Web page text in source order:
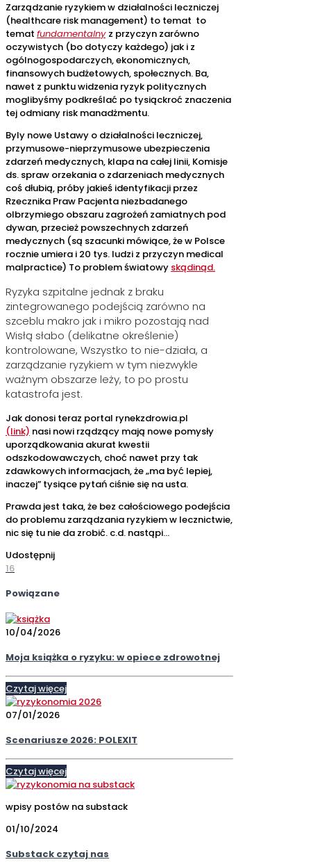
Zarządzanie ryzykiem w działalności leczniczej
(healthcare risk management) to temat to
temat fundamentalny z przyczyn zarówno
oczywistych (bo dotyczy każdego) jak i z
ogólnogospodarczych, ekonomicznych,
finansowych budżetowych, społecznych. Ba,
nawet z punktu widzenia ryzyk politycznych
moglibyśmy podkreślać po tysiąckroć znaczenia
tej odmiany risk manadżmentu.
Byly nowe Ustawy o działalności leczniczej,
przymusowe-nieprzymusowe ubezpieczenia
zdarzeń medycznych, klapa na całej linii, Komisje
ds. spraw orzekania o zdarzeniach medycznych
coś dłubią, próby jakieś identyfikacji przez
Rzecznika Praw Pacjenta niezbadanego
olbrzymiego obszaru zagrożeń zamiatnych pod
dywan, przecież powszechnych zdarzeń
medycznych (są szacunki mówiące, że w Polsce
rocznie umiera i 20 tys. ludzi z przyczyn medical
malpractice) To problem światowy skądinąd.
Ryzyka szpitalne jednak z braku
zintegrowanego podejścią zarówno na
szceblu makro jak i mikro pozostają nad
Wisłą słabo (delikatne określenie)
kontrolowane, Wszystko to nie-działa, a
zarządzanie ryzykiem w tym niezwykle
ważnym obszarze leży, to po prostu
katastrofa jest.
Jak donosi teraz portal rynekzdrowia.pl
(link) nasi nowi rządzący mają nowe pomysły
uporządkowania akurat kwestii
odszkodowawczych, choć nawet przy tak
zdawkowych informacjach, że „ma być lepiej,
inaczej” tysiące pytań ciśnie się na usta.
Prawda jest taka, że bez całościowego podejścia
do problemu zarządzania ryzykiem w lecznictwie,
nic się tu nie da zrobić. c.d. nastąpi…
Udostępnij
16
Powiązane
10/04/2026
Moja książka o ryzyku: w opiece zdrowotnej
Czytaj więcej
07/01/2026
Scenariusze 2026: POLEXIT
Czytaj więcej
wpisy postów na substack
01/10/2024
Substack czytaj nas